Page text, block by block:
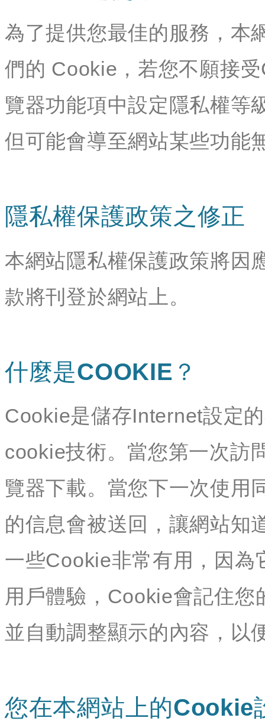
為了提供您最佳的服務，本
們的 Cookie，若您不願接
覽器功能項中設定隱私權等
但可能會導至網站某些功能
隱私權保護政策之修正
本網站隱私權保護政策將因
款將刊登於網站上。
什麼是COOKIE？
Cookie是儲存Internet設定
cookie技術。當您第一次訪
覽器下載。當您下一次使用
的信息會被送回，讓網站知
一些Cookie非常有用，因為
用戶體驗，Cookie會記住
並自動調整顯示的內容，以
您在本網站上的Cookie